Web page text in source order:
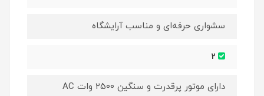
سشواری حرفه‌ای و مناسب آرایشگاه
دارای موتور پرقدرت و سنگین ۲۵۰۰ وات AC